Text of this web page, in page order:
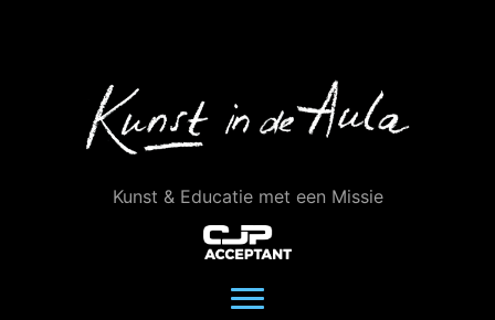
Kunst & Educatie met een Missie